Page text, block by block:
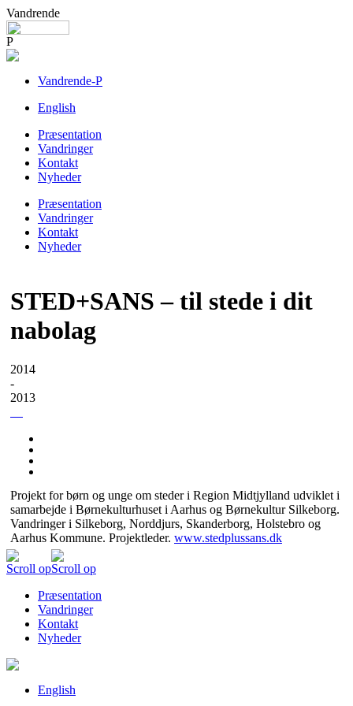
Vandrende
P
Vandrende-P
English
Præsentation
Vandringer
Kontakt
Nyheder
Præsentation
Vandringer
Kontakt
Nyheder
STED+SANS – til stede i dit
nabolag
2014
-
2013
Projekt for børn og unge om steder i Region Midtjylland udviklet i
samarbejde i Børnekulturhuset i Aarhus og Børnekultur Silkeborg.
Vandringer i Silkeborg, Norddjurs, Skanderborg, Holstebro og
Aarhus Kommune. Projektleder. www.stedplussans.dk
Scroll opScroll op
Præsentation
Vandringer
Kontakt
Nyheder
English